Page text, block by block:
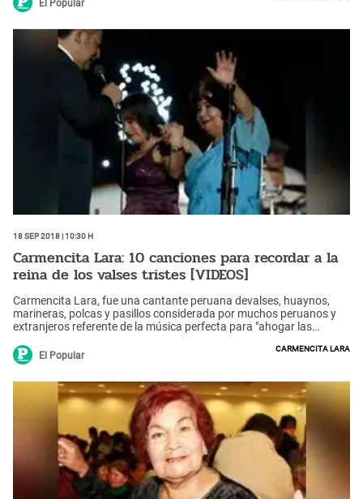
El Popular
18 Sep 2018 | 10:30 h
Carmencita Lara: 10 canciones para recordar a la
reina de los valses tristes [VIDEOS]
Carmencita Lara, fue una cantante peruana devalses, huaynos,
marineras, polcas y pasillos considerada por muchos peruanos y
extranjeros referente de la música perfecta para "ahogar las
llora corazón calaron en el alma del pueblo.
El Popular
Carmencita Lara